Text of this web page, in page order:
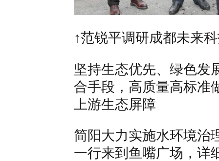
↑范锐平调研成都未来
坚持生态优先、绿色发
合手段，高质量高标准
上游生态屏障
简阳大力实施水环境治
一行来到鱼嘴广场，详